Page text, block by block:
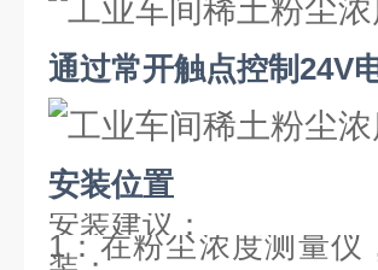
通过常开触点控制 24V
安装位置
安装建议：
1：在粉尘浓度测量